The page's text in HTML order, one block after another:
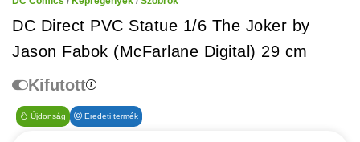
DC Direct PVC Statue 1/6 The Joker by
Jason Fabok (McFarlane Digital) 29 cm
Kifutott
Újdonság Eredeti termék